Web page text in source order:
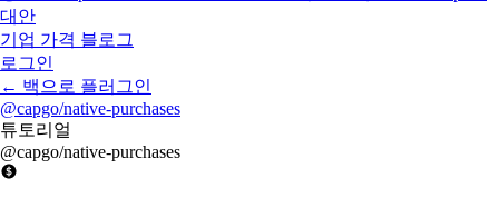
대안
기업 가격 블로그
로그인
← 백으로 플러그인
@capgo/native-purchases
튜토리얼
@capgo/native-purchases